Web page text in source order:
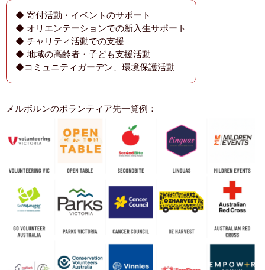
◆ 寄付活動・イベントのサポート
◆ オリエンテーションでの新入生サポート
◆ チャリティ活動での支援
◆ 地域の高齢者・子ども支援活動
◆コミュニティガーデン、環境保護活動
メルボルンのボランティア先一覧例：